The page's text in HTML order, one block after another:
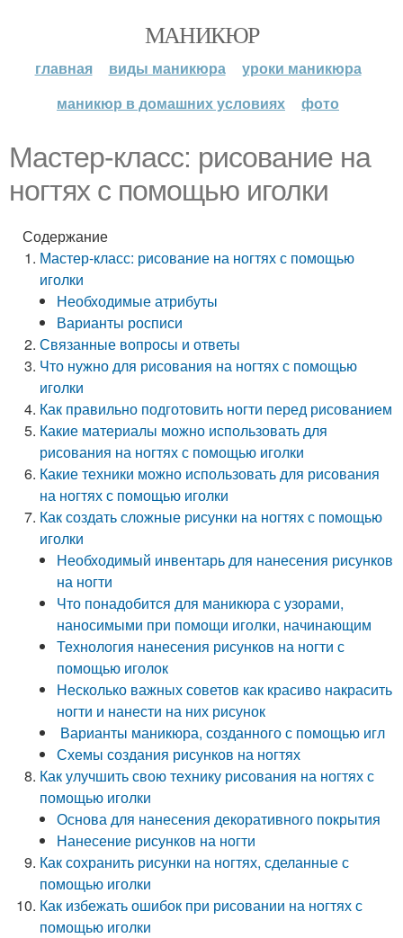
МАНИКЮР
главная виды маникюра
уроки маникюра
маникюр в домашних условиях
фото
Мастер-класс: рисование на
ногтях с помощью иголки
Содержание
Мастер-класс: рисование на ногтях с помощью
иголки
Необходимые атрибуты
Варианты росписи
Связанные вопросы и ответы
Что нужно для рисования на ногтях с помощью
иголки
Как правильно подготовить ногти перед рисованием
Какие материалы можно использовать для
рисования на ногтях с помощью иголки
Какие техники можно использовать для рисования
на ногтях с помощью иголки
Как создать сложные рисунки на ногтях с помощью
иголки
Необходимый инвентарь для нанесения рисунков
на ногти
Что понадобится для маникюра с узорами,
наносимыми при помощи иголки, начинающим
Технология нанесения рисунков на ногти с
помощью иголок
Несколько важных советов как красиво накрасить
ногти и нанести на них рисунок
Варианты маникюра, созданного с помощью игл
Схемы создания рисунков на ногтях
Как улучшить свою технику рисования на ногтях с
помощью иголки
Основа для нанесения декоративного покрытия
Нанесение рисунков на ногти
Как сохранить рисунки на ногтях, сделанные с
помощью иголки
Как избежать ошибок при рисовании на ногтях с
помощью иголки